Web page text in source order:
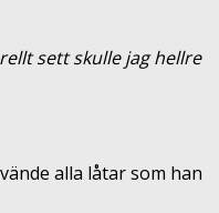
sett skulle jag hellre
alla låtar som han